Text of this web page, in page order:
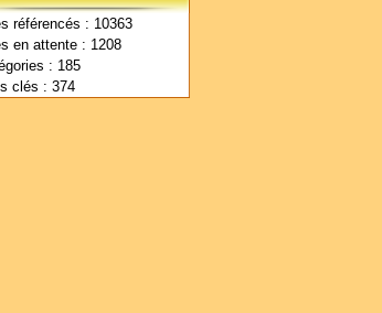
référencés : 10363
en attente : 1208
: 185
clés : 374